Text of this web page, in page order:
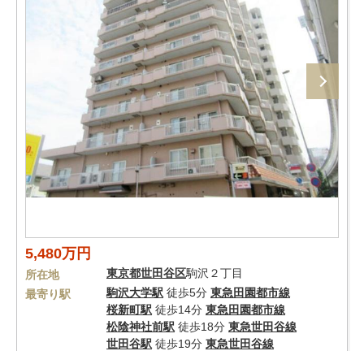
5,480万円
所在地 東京都世田谷区駒沢２丁目
最寄り駅
駒沢大学駅 徒歩5分 東急田園都市線
桜新町駅 徒歩14分 東急田園都市線
松陰神社前駅 徒歩18分 東急世田谷線
世田谷駅 徒歩19分 東急世田谷線